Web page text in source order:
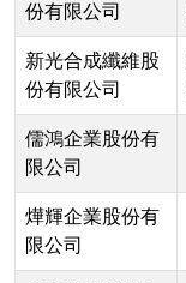
份有限公司
新光合成纖維股
份有限公司
儒鴻企業股份有
限公司
燁輝企業股份有
限公司